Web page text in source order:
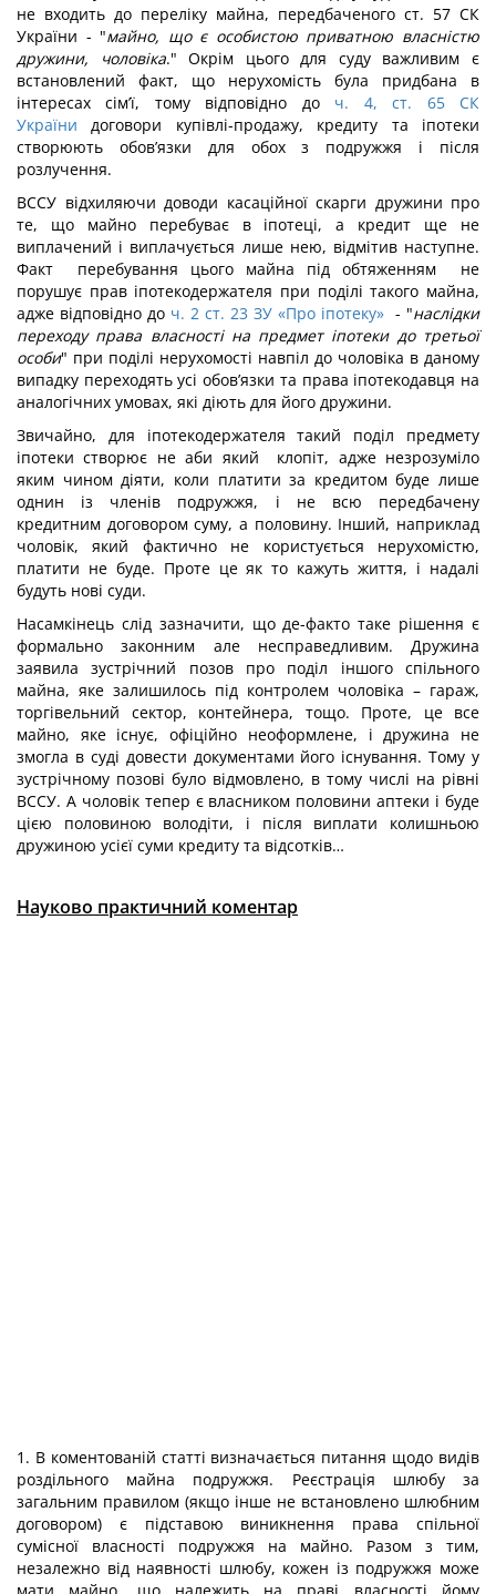
не входить до переліку майна, передбаченого ст. 57 СК
України - "майно, що є особистою приватною власністю
дружини, чоловіка." Окрім цього для суду важливим є
встановлений факт, що нерухомість була придбана в
інтересах сім’ї, тому відповідно до ч. 4, ст. 65 СК
України договори купівлі-продажу, кредиту та іпотеки
створюють обов’язки для обох з подружжя і після
розлучення.
ВССУ відхиляючи доводи касаційної скарги дружини про
те, що майно перебуває в іпотеці, а кредит ще не
виплачений і виплачується лише нею, відмітив наступне.
Факт перебування цього майна під обтяженням не
порушує прав іпотекодержателя при поділі такого майна,
адже відповідно до ч. 2 ст. 23 ЗУ «Про іпотеку» - "наслідки
переходу права власності на предмет іпотеки до третьої
особи" при поділі нерухомості навпіл до чоловіка в даному
випадку переходять усі обов’язки та права іпотекодавця на
аналогічних умовах, які діють для його дружини.
Звичайно, для іпотекодержателя такий поділ предмету
іпотеки створює не аби який клопіт, адже незрозуміло
яким чином діяти, коли платити за кредитом буде лише
однин із членів подружжя, і не всю передбачену
кредитним договором суму, а половину. Інший, наприклад
чоловік, який фактично не користується нерухомістю,
платити не буде. Проте це як то кажуть життя, і надалі
будуть нові суди.
Насамкінець слід зазначити, що де-факто таке рішення є
формально законним але несправедливим. Дружина
заявила зустрічний позов про поділ іншого спільного
майна, яке залишилось під контролем чоловіка – гараж,
торгівельний сектор, контейнера, тощо. Проте, це все
майно, яке існує, офіційно неоформлене, і дружина не
змогла в суді довести документами його існування. Тому у
зустрічному позові було відмовлено, в тому числі на рівні
ВССУ. А чоловік тепер є власником половини аптеки і буде
цією половиною володіти, і після виплати колишньою
дружиною усієї суми кредиту та відсотків…
Науково практичний коментар
1. В коментованій статті визначається питання щодо видів
роздільного майна подружжя. Реєстрація шлюбу за
загальним правилом (якщо інше не встановлено шлюбним
договором) є підставою виникнення права спільної
сумісної власності подружжя на майно. Разом з тим,
незалежно від наявності шлюбу, кожен із подружжя може